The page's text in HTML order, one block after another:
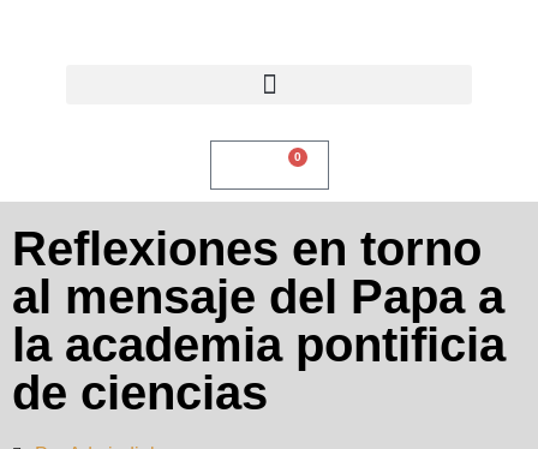
0
Reflexiones en torno
al mensaje del Papa a
la academia pontificia
de ciencias